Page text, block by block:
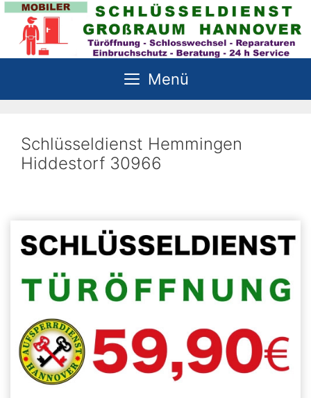
Zum
Inhalt
springen
Menü
Schlüsseldienst Hemmingen
Hiddestorf 30966